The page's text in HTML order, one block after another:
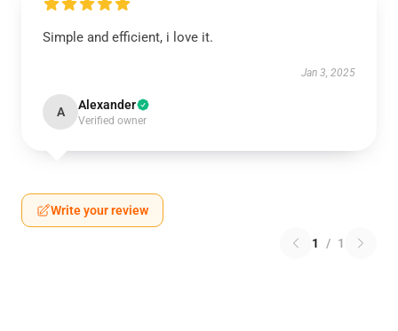
Simple and efficient, i love it.
Jan 3, 2025
A Alexander
Verified owner
Write your review
1 / 1